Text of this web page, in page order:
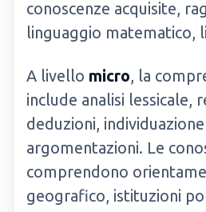
conoscenze acquisite,
linguaggio matematico,
A livello micro, la
include analisi lessicale,
deduzioni,
argomentazioni. Le
comprendono
geografico, istituzioni